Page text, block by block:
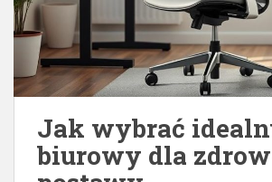
Jak wybrać
biurowy dla